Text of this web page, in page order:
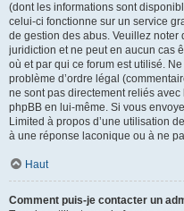
(dont les informations sont
celui-ci fonctionne sur un service
de gestion des abus. Veuillez noter
juridiction et ne peut en aucun cas
où et par qui ce forum est utilisé.
problème d’ordre légal
ne sont pas directement reliés
phpBB en lui-même. Si vous
Limited à propos d’une utilisation
à une réponse laconique ou à ne
Haut
Comment puis-je contacter un